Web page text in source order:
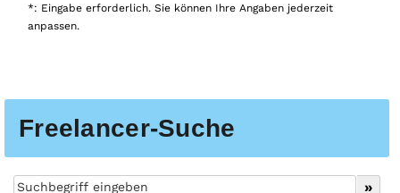
Freelancer-Suche
*: Eingabe erforderlich. Sie können Ihre Angaben jederzeit
anpassen.